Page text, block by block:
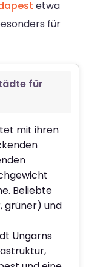
etwa
für
für
mit ihren
Beliebte
grüner) und
Ungarns